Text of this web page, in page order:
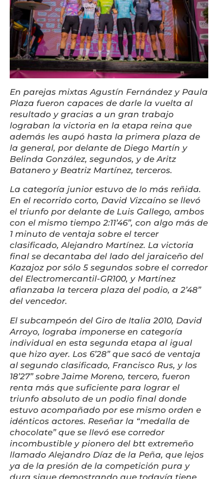
En parejas mixtas Agustín Fernández y Paula
Plaza fueron capaces de darle la vuelta al
resultado y gracias a un gran trabajo
lograban la victoria en la etapa reina que
además les aupó hasta la primera plaza de
la general, por delante de Diego Martín y
Belinda González, segundos, y de Aritz
Batanero y Beatriz Martínez, terceros.
La categoría junior estuvo de lo más reñida.
En el recorrido corto, David Vizcaíno se llevó
el triunfo por delante de Luis Gallego, ambos
con el mismo tiempo 2:11’46”, con algo más de
1 minuto de ventaja sobre el tercer
clasificado, Alejandro Martínez. La victoria
final se decantaba del lado del jaraiceño del
Kazajoz por sólo 5 segundos sobre el corredor
del Electromercantil-GR100, y Martínez
afianzaba la tercera plaza del podio, a 2’48”
del vencedor.
El subcampeón del Giro de Italia 2010, David
Arroyo, lograba imponerse en categoría
individual en esta segunda etapa al igual
que hizo ayer. Los 6’28” que sacó de ventaja
al segundo clasificado, Francisco Rus, y los
18’27” sobre Jaime Moreno, tercero, fueron
renta más que suficiente para lograr el
triunfo absoluto de un podio final donde
estuvo acompañado por ese mismo orden e
idénticos actores. Reseñar la “medalla de
chocolate” que se llevó ese corredor
incombustible y pionero del btt extremeño
llamado Alejandro Díaz de la Peña, que lejos
ya de la presión de la competición pura y